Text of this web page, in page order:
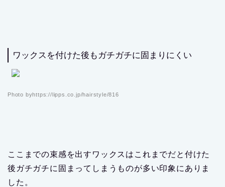
ワックスを付けた後もガチガチに固まりにくい
Photo byhttps://lipps.co.jp/hairstyle/816
ここまでの束感を出すワックスはこれまでだと付けた
後ガチガチに固まってしまうものが多い印象にありま
した。